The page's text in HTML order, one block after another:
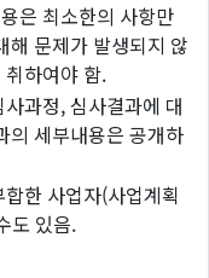
은 최소한의 사항만
해 문제가 발생되지 않
하여야 함.
과정, 심사결과에 대
의 세부내용은 공개하
한 사업자(사업계획
도 있음.